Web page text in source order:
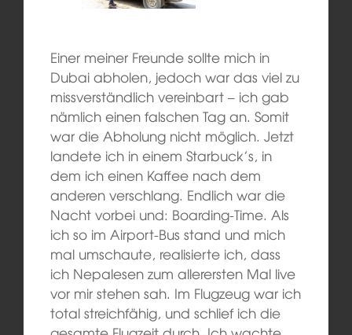
Einer meiner Freunde sollte mich in
Dubai abholen, jedoch war das viel zu
missverständlich vereinbart – ich gab
nämlich einenfalschen Tag an. Somit
war die Abholung nicht möglich. Jetzt
landete ich in einem Starbuck’s, in
dem ich einen Kaffeenach dem
anderen verschlang. Endlich war die
Nacht vorbei und: Boarding-Time. Als
ich so im Airport-Bus stand und mich
mal umschaute, realisierte ich, dass
ich Nepalesen zum allerersten Mal live
vor mir stehen sah. Im Flugzeug war ich
total streichfähig, und schlief ich die